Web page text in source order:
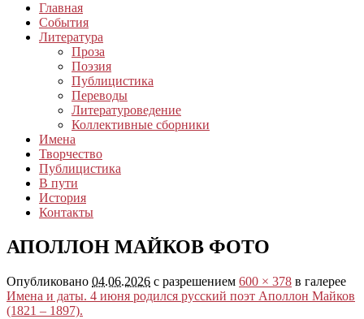
Главная
События
Литература
Проза
Поэзия
Публицистика
Переводы
Литературоведение
Коллективные сборники
Имена
Творчество
Публицистика
В пути
История
Контакты
АПОЛЛОН МАЙКОВ ФОТО
Опубликовано 04.06.2026 с разрешением 600 × 378 в галерее
Имена и даты. 4 июня родился русский поэт Аполлон Майков
(1821 – 1897).